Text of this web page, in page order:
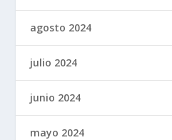
agosto 2024
julio 2024
junio 2024
mayo 2024